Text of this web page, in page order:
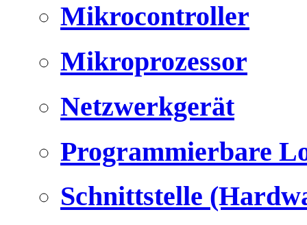
Mikrocontroller
Mikroprozessor
Netzwerkgerät
Programmierbare
Schnittstelle